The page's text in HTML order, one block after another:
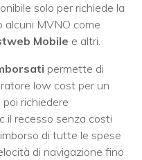
solo per richiede la
alcuni MVNO come
Mobile e altri.
permette di
low cost per un
richiedere
il recesso senza costi
di tutte le spese
di navigazione fino